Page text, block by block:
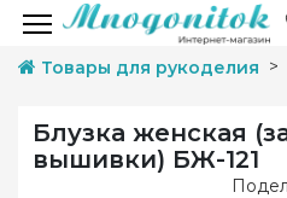
Товары для рукоделия
Блузка женская
вышивки) БЖ-121